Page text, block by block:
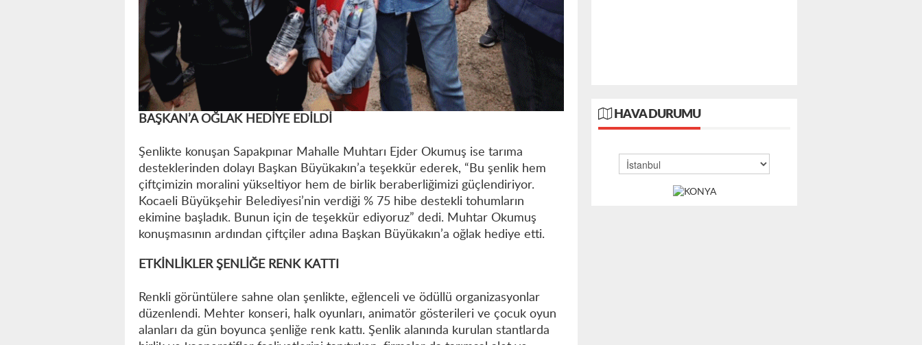
BAŞKAN’A OĞLAK HEDİYE EDİLDİ
Şenlikte konuşan Sapakpınar Mahalle Muhtarı Ejder Okumuş ise tarıma
desteklerinden dolayı Başkan Büyükakın’a teşekkür ederek, “Bu şenlik hem
çiftçimizin moralini yükseltiyor hem de birlik beraberliğimizi güçlendiriyor.
Kocaeli Büyükşehir Belediyesi’nin verdiği % 75 hibe destekli tohumların
ekimine başladık. Bunun için de teşekkür ediyoruz” dedi. Muhtar Okumuş
konuşmasının ardından çiftçiler adına Başkan Büyükakın’a oğlak hediye etti.
ETKİNLİKLER ŞENLİĞE RENK KATTI
Renkli görüntülere sahne olan şenlikte, eğlenceli ve ödüllü organizasyonlar
düzenlendi. Mehter konseri, halk oyunları, animatör gösterileri ve çocuk oyun
alanları da gün boyunca şenliğe renk kattı. Şenlik alanında kurulan stantlarda
HAVA DURUMU